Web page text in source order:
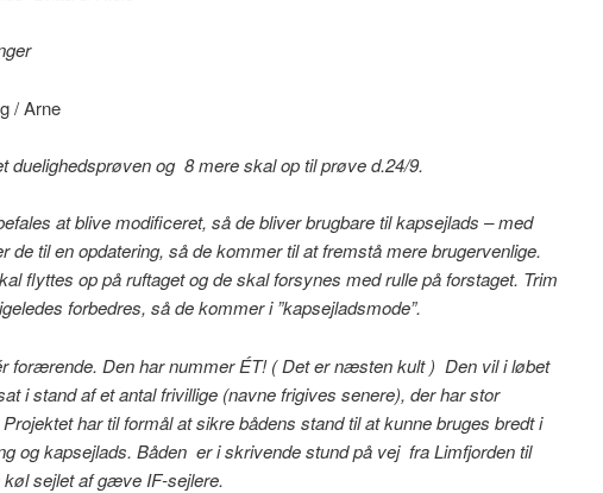
/ Arne
duelighedsprøven og 8 mere skal op til prøve d.24/9.
at blive modificeret, så de bliver brugbare til kapsejlads – med
de til en opdatering, så de kommer til at fremstå mere brugervenlige.
flyttes op på ruftaget og de skal forsynes med rulle på forstaget. Trim
forbedres, så de kommer i ”kapsejladsmode”.
forærende. Den har nummer ÉT! ( Det er næsten kult ) Den vil i løbet
i stand af et antal frivillige (navne frigives senere), der har stor
har til formål at sikre bådens stand til at kunne bruges bredt i
og kapsejlads. Båden er i skrivende stund på vej fra Limfjorden til
sejlet af gæve IF-sejlere.